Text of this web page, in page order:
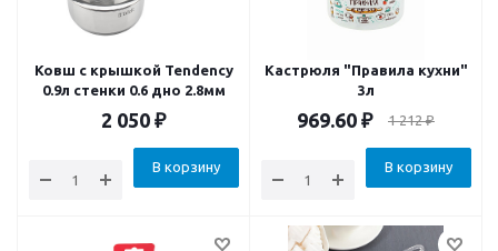
Ковш с крышкой Tendency
0.9л стенки 0.6 дно 2.8мм
2 050 ₽
В корзину
Кастрюля "Правила кухни"
3л
969.60 ₽ 1 212₽
В корзину